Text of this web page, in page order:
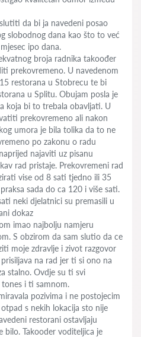
da bi ja navedeni posao
slobodnog dana kao što to već
ipo dana.
broja radnika takoođer
prekovremeno. U navedenom
restorana u Stobrecu te bi
u Splitu. Obujam posla je
koja bi to trebala obavljati. U
prekovremeno ali nakon
umora je bila tolika da to ne
po zakonu o radu
najaviti uz pisanu
rad pristaje. Prekovremeni rad
vise od 8 sati tjedno ili 35
sada do ca 120 i više sati.
neki djelatnici su premasili u
dokaz
imao najbolju namjeru
S obzirom da sam slutio da ce
moje zdravlje i zivot razgovor
na rad jer ti si ono na
stalno. Ovdje su ti svi
i ti samnom.
pozivima i ne postojecim
s nekih lokacija sto nije
restorani ostavljaju
bilo. Takooder voditeljica je